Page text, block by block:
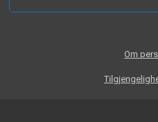
Om